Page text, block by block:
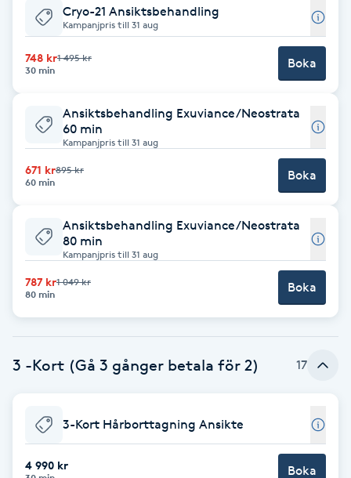
Extensions
Eyeliner-tatuering
Face framing
Faceliftmassage
Fettreducering
Fibromassage
Fotmassage
Cryo-21 Ansiktsbehandling
Kampanjpris till 31 aug
748 kr1 495 kr
30 min
Boka
Ansiktsbehandling Exuviance/Neostrata
60 min
Kampanjpris till 31 aug
671 kr895 kr
60 min
Boka
Ansiktsbehandling Exuviance/Neostrata
80 min
Kampanjpris till 31 aug
787 kr1 049 kr
80 min
Boka
3 -Kort (Gå 3 gånger betala för 2) 17
3-Kort Hårborttagning Ansikte
4 990 kr Boka